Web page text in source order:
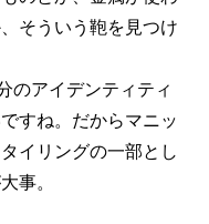
そういう鞄を見つけ
のアイデンティティ
すね。だからマニッ
イリングの一部とし
事。